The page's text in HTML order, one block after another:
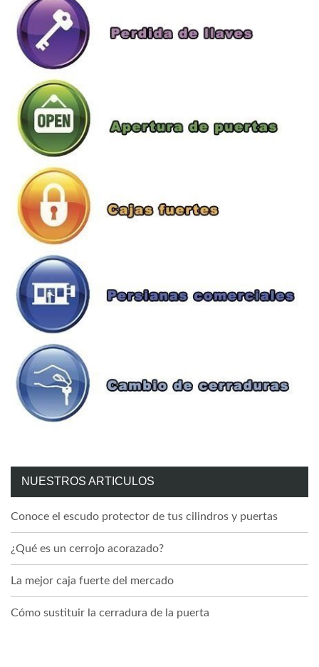
NUESTROS ARTICULOS
Conoce el escudo protector de tus cilindros y puertas
¿Qué es un cerrojo acorazado?
La mejor caja fuerte del mercado
Cómo sustituir la cerradura de la puerta